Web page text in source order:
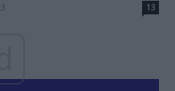
13